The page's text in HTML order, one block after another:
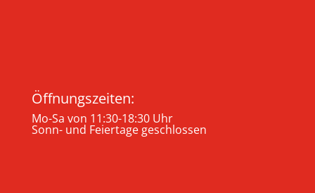
Öffnungszeiten:
Mo-Sa von 11:30-18:30 Uhr
Sonn- und Feiertage geschlossen